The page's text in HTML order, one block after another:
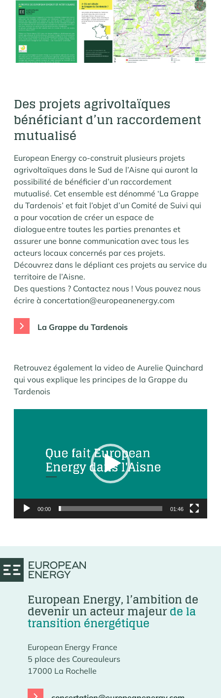
Des projets agrivoltaïques
bénéficiant d’un raccordement
mutualisé
European Energy co-construit plusieurs projets
agrivoltaïques dans le Sud de l’Aisne qui auront la
possibilité de bénéficier d’un raccordement
mutualisé. Cet ensemble est dénommé ‘La Grappe
du Tardenois’ et fait l’objet d’un Comité de Suivi qui
a pour vocation de créer un espace de
dialogue entre toutes les parties prenantes et
assurer une bonne communication avec tous les
acteurs locaux concernés par ces projets.
Découvrez dans le dépliant ces projets au service du
territoire de l’Aisne.
Des questions ? Contactez nous ! Vous pouvez nous
écrire à concertation@europeanenergy.com
La Grappe du Tardenois
Retrouvez également la video de Aurelie Quinchard
qui vous explique les principes de la Grappe du
Tardenois
00:00 01:46
European Energy, l’ambition de
devenir un acteur majeurde la
transition énergétique
European Energy France
5 place des Coureauleurs
17000 La Rochelle